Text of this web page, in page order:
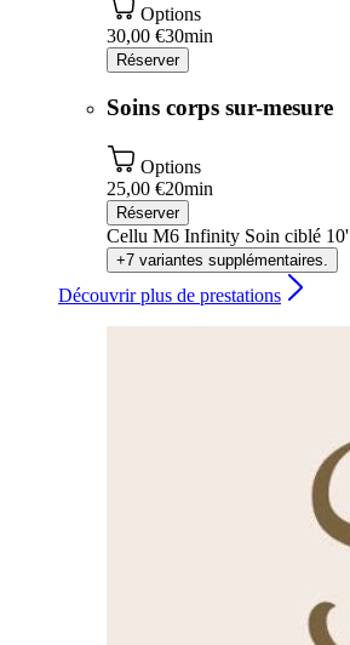
Options
30,00 €30min
Réserver
Soins corps sur-mesure
Options
25,00 €20min
Réserver
Cellu M6 Infinity Soin ciblé 10'
+7 variantes supplémentaires.
Découvrir plus de prestations